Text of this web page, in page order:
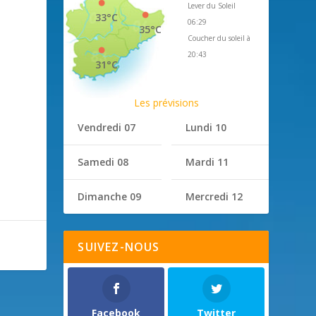
35°C
33°C
31°C
Lever du Soleil
06:29
Coucher du soleil à
20:43
Les prévisions
Vendredi 07
Samedi 08
Dimanche 09
Lundi 10
Mardi 11
Mercredi 12
SUIVEZ-NOUS
Facebook Twitter